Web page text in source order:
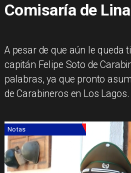
Comisaría de
A pesar de que aún le queda
capitán Felipe Soto de
palabras, ya que pronto
de Carabineros en Los Lagos.
Notas